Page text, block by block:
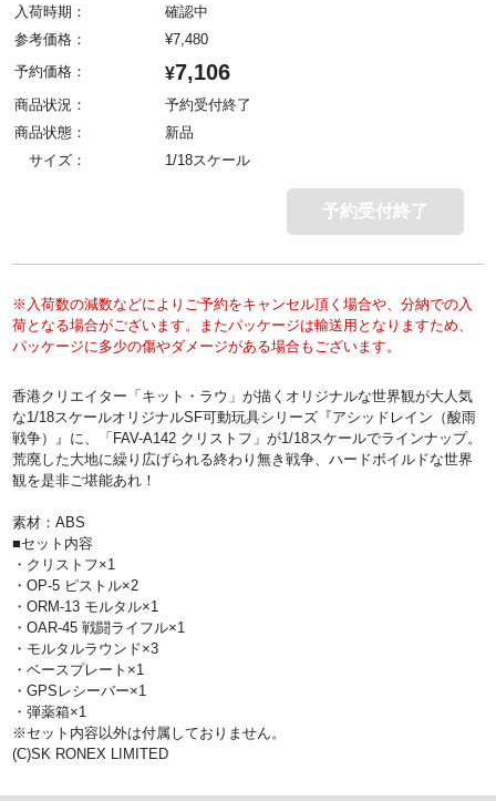
入荷時期：
確認中
参考価格：
¥7,480
予約価格：
¥7,106
商品状況：
予約受付終了
商品状態：
新品
サイズ：
1/18スケール
予約受付終了
※入荷数の減数などによりご予約をキャンセル頂く場合や、分納での入
荷となる場合がございます。またパッケージは輸送用となりますため、
パッケージに多少の傷やダメージがある場合もございます。
香港クリエイター「キット・ラウ」が描くオリジナルな世界観が大人気
な1/18スケールオリジナルSF可動玩具シリーズ『アシッドレイン（酸雨
戦争）』に、「FAV-A142 クリストフ」が1/18スケールでラインナップ。
荒廃した大地に繰り広げられる終わり無き戦争、ハードボイルドな世界
観を是非ご堪能あれ！
素材：ABS
■セット内容
・クリストフ×1
・OP-5 ピストル×2
・ORM-13 モルタル×1
・OAR-45 戦闘ライフル×1
・モルタルラウンド×3
・ベースプレート×1
・GPSレシーバー×1
・弾薬箱×1
※セット内容以外は付属しておりません。
(C)SK RONEX LIMITED